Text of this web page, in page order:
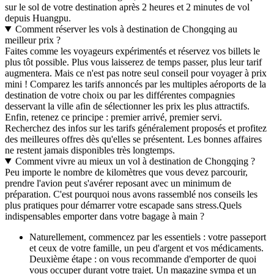
sur le sol de votre destination après 2 heures et 2 minutes de vol
depuis Huangpu.
Comment réserver les vols à destination de Chongqing au
meilleur prix ?
Faites comme les voyageurs expérimentés et réservez vos billets le
plus tôt possible. Plus vous laisserez de temps passer, plus leur tarif
augmentera. Mais ce n'est pas notre seul conseil pour voyager à prix
mini ! Comparez les tarifs annoncés par les multiples aéroports de la
destination de votre choix ou par les différentes compagnies
desservant la ville afin de sélectionner les prix les plus attractifs.
Enfin, retenez ce principe : premier arrivé, premier servi.
Recherchez des infos sur les tarifs généralement proposés et profitez
des meilleures offres dès qu'elles se présentent. Les bonnes affaires
ne restent jamais disponibles très longtemps.
Comment vivre au mieux un vol à destination de Chongqing ?
Peu importe le nombre de kilomètres que vous devez parcourir,
prendre l'avion peut s'avérer reposant avec un minimum de
préparation. C'est pourquoi nous avons rassemblé nos conseils les
plus pratiques pour démarrer votre escapade sans stress.Quels
indispensables emporter dans votre bagage à main ?
Naturellement, commencez par les essentiels : votre passeport
et ceux de votre famille, un peu d'argent et vos médicaments.
Deuxième étape : on vous recommande d'emporter de quoi
vous occuper durant votre trajet. Un magazine sympa et un